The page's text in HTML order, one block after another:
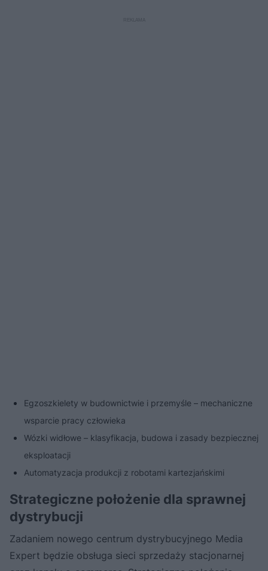
Egzoszkielety w budownictwie i przemyśle – mechaniczne
wsparcie pracy człowieka
Wózki widłowe – klasyfikacja, budowa i zasady bezpiecznej
eksploatacji
Automatyzacja produkcji z robotami kartezjańskimi
Strategiczne położenie dla sprawnej
dystrybucji
Zadaniem nowego centrum dystrybucyjnego Media
Expert będzie obsługa sieci sprzedaży stacjonarnej